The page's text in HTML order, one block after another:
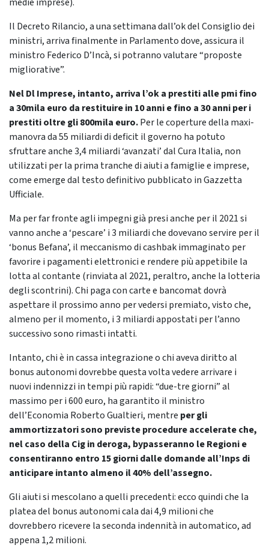
Il Decreto Rilancio, a una settimana dall’ok del Consiglio dei
ministri, arriva finalmente in Parlamento dove, assicura il
ministro Federico D’Incà, si potranno valutare “proposte
migliorative”.
Nel Dl Imprese, intanto, arriva l’ok a prestiti alle pmi fino
a 30mila euro da restituire in 10 anni e fino a 30 anni per i
prestiti oltre gli 800mila euro.Per le coperture della maxi-
manovra da 55 miliardi di deficit il governo ha potuto
sfruttare anche 3,4 miliardi ‘avanzati’ dal Cura Italia, non
utilizzati per la prima tranche di aiuti a famiglie e imprese,
come emerge dal testo definitivo pubblicato in Gazzetta
Ufficiale.
Ma per far fronte agli impegni già presi anche per il 2021 si
vanno anche a ‘pescare’ i 3 miliardi che dovevano servire per il
‘bonus Befana’, il meccanismo di cashbak immaginato per
favorire i pagamenti elettronici e rendere più appetibile la
lotta al contante (rinviata al 2021, peraltro, anche la lotteria
degli scontrini). Chi paga con carte e bancomat dovrà
aspettare il prossimo anno per vedersi premiato, visto che,
almeno per il momento, i 3 miliardi appostati per l’anno
successivo sono rimasti intatti.
Intanto, chi è in cassa integrazione o chi aveva diritto al
bonus autonomi dovrebbe questa volta vedere arrivare i
nuovi indennizzi in tempi più rapidi: “due-tre giorni” al
massimo per i 600 euro, ha garantito il ministro
dell’Economia Roberto Gualtieri, mentre per gli
ammortizzatori sono previste procedure accelerate che,
nel caso della Cig in deroga, bypasseranno le Regioni e
consentiranno entro 15 giorni dalle domande all’Inps di
anticipare intanto almeno il 40% dell’assegno.
Gli aiuti si mescolano a quelli precedenti: ecco quindi che la
platea del bonus autonomi cala dai 4,9 milioni che
dovrebbero ricevere la seconda indennità in automatico, ad
appena 1,2 milioni.